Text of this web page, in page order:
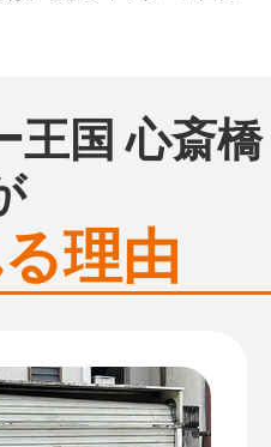
王国 心斎橋
理由